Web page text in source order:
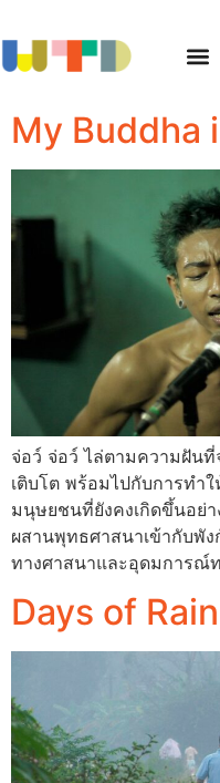
My Buddha
จ่อว์ จ่อว์ ไล่ตามความฝัน
เติบโต พร้อมไปกับการทำ
มนุษยชนที่ยังคงเกิดขึ้นอย่
ผสานพุทธศาสนาเข้ากับพั
ทางศาสนาและอุดมการณ์ท
Days of Rain